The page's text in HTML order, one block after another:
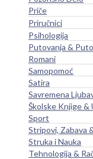
Priče
Priručnici
Psihologija
Putovanja &
Romani
Samopomoć
Satira
Savremena
Školske Knjige &
Sport
Stripovi, Zabava
Struka i Nauka
Tehnologija &